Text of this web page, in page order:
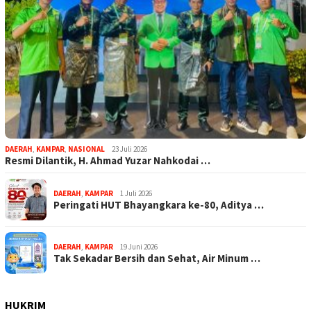
DAERAH, KAMPAR, NASIONAL 23 Juli 2026
Resmi Dilantik, H. Ahmad Yuzar Nahkodai …
DAERAH, KAMPAR 1 Juli 2026
Peringati HUT Bhayangkara ke-80, Aditya …
DAERAH, KAMPAR 19 Juni 2026
Tak Sekadar Bersih dan Sehat, Air Minum …
HUKRIM